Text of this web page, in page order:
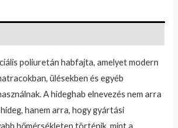
poliuretán habfajta, amelyet modern
ülésekben és egyéb
A hideghab elnevezés nem arra
hanem arra, hogy gyártási
hőmérsékleten történik, mint a